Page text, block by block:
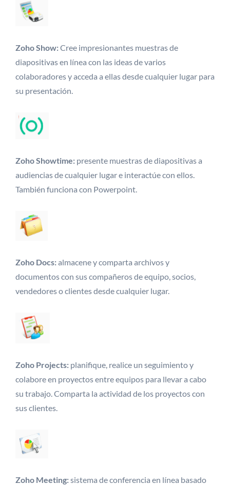
Zoho Show:Cree impresionantes muestras de
diapositivas en línea con las ideas de varios
colaboradores y acceda a ellas desde cualquier lugar para
su presentación.
Zoho Showtime: presente muestras de diapositivas a
audiencias de cualquier lugar e interactúe con ellos.
También funciona con Powerpoint.
Zoho Docs:almacene y comparta archivos y
documentos con sus compañeros de equipo, socios,
vendedores o clientes desde cualquier lugar.
Zoho Projects: planifique, realice un seguimiento y
colabore en proyectos entre equipos para llevar a cabo
su trabajo. Comparta la actividad de los proyectos con
sus clientes.
Zoho Meeting:sistema de conferencia en línea basado